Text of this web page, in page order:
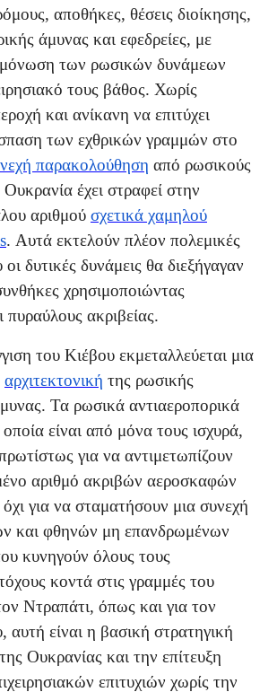
αποθήκες, θέσεις διοίκησης,
άμυνας και εφεδρείες, με
των ρωσικών δυνάμεων
τους βάθος. Χωρίς
και ανίκανη να επιτύχει
των εχθρικών γραμμών στο
παρακολούθηση από ρωσικούς
έχει στραφεί στην
αριθμού σχετικά χαμηλού
. Αυτά εκτελούν πλέον πολεμικές
δυτικές δυνάμεις θα διεξήγαγαν
χρησιμοποιώντας
ακριβείας.
του Κιέβου εκμεταλλεύεται μια
αρχιτεκτονική της ρωσικής
Τα ρωσικά αντιαεροπορικά
είναι από μόνα τους ισχυρά,
για να αντιμετωπίζουν
αριθμό ακριβών αεροσκαφών
για να σταματήσουν μια συνεχή
και φθηνών μη επανδρωμένων
κυνηγούν όλους τους
κοντά στις γραμμές του
Ντραπάτι, όπως και για τον
αυτή είναι η βασική στρατηγική
Ουκρανίας και την επίτευξη
επιτυχιών χωρίς την